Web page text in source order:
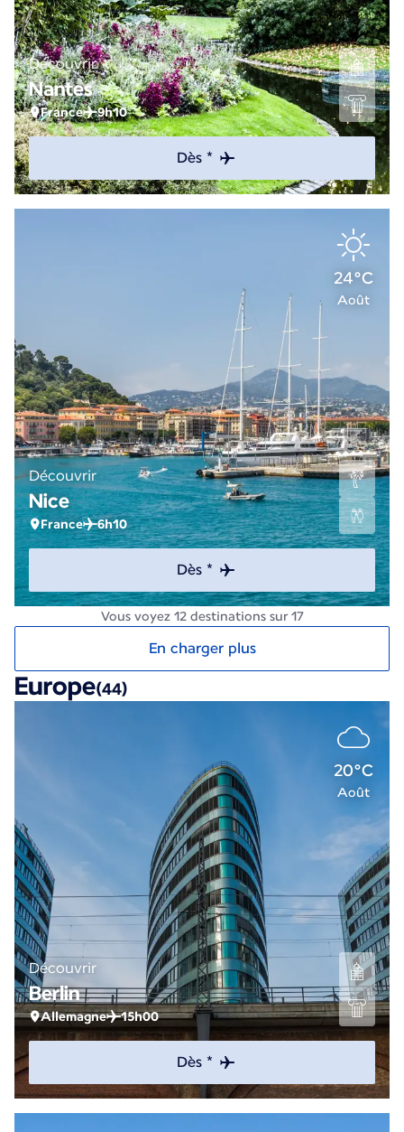
Découvrir
Nantes
France 9h10
Dès *
24°C
Août
Découvrir
Nice
France 6h10
Dès *
Vous voyez 12 destinations sur 17
En charger plus
Europe(44)
20°C
Août
Découvrir
Berlin
Allemagne 15h00
Dès *